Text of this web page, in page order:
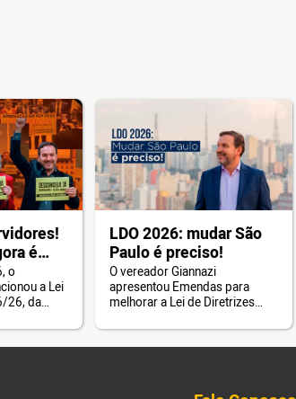
é
o
a Lei
26, da
LDO 2026: mudar São
Paulo é preciso!
O vereador Giannazi
apresentou Emendas para
melhorar a Lei de Diretrizes